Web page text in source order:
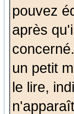
pouvez
après
un petit
le lire,